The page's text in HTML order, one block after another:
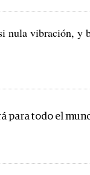
nula vibración, y
para todo el